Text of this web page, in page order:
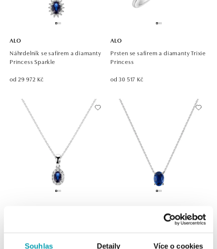
Souhlas Detaily Více o cookies
ALO
Náhrdelník se safírem a diamanty
Princess Sparkle
od 29 972 Kč
ALO
Prsten se safírem a diamanty Trixie
Princess
od 30 517 Kč
od 31 356 Kč
Náhrdelník se safírem Mystic Abyss